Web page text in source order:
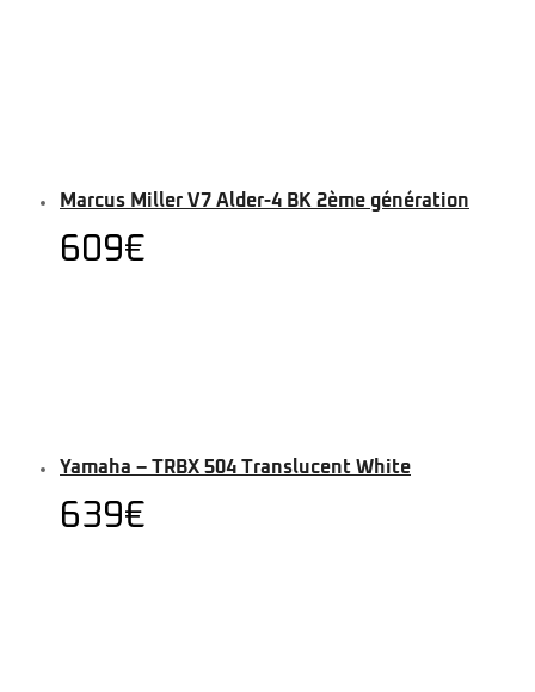
Marcus Miller V7 Alder-4 BK 2ème génération
609€
Yamaha – TRBX 504 Translucent White
639€